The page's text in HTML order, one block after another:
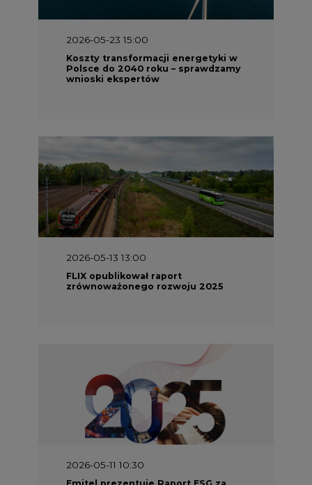
2026-05-23 15:00
Koszty transformacji energetyki w
Polsce do 2040 roku – sprawdzamy
wnioski ekspertów
2026-05-13 13:00
FLIX opublikował raport
zrównoważonego rozwoju 2025
2026-05-11 10:30
Emitel prezentuje Raport ESG za